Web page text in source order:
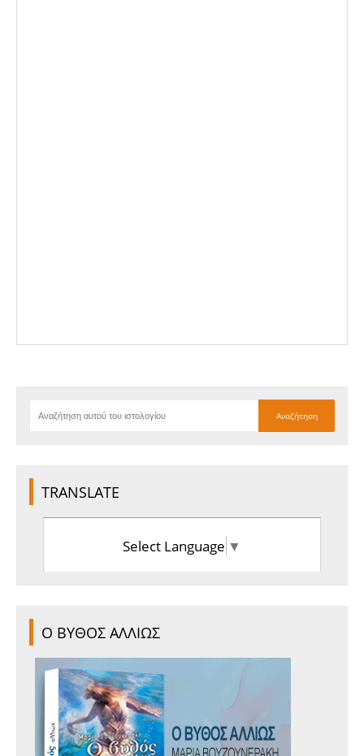
TRANSLATE
Select Language ▼
Ο ΒΥΘΟΣ ΑΛΛΙΩΣ